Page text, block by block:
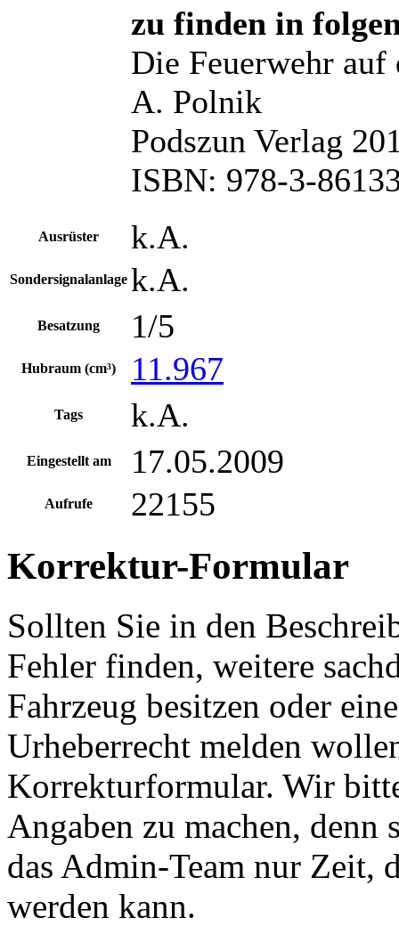
zu finden in
Die Feuerwehr auf
A. Polnik
Podszun Verlag
ISBN: 978-3-
Ausrüster k.A.
Sondersignalanlage k.A.
Besatzung 1/5
Hubraum (cm³) 11.967
Tags k.A.
Eingestellt am 17.05.2009
Aufrufe 22155
Korrektur-Formular
Sollten Sie in den
Fehler finden, weitere
Fahrzeug besitzen oder
Urheberrecht melden
Korrekturformular. Wir
Angaben zu machen,
das Admin-Team nur Zeit,
werden kann.